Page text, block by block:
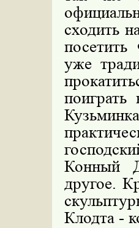
сходить
посетить
уже
поиграть
Конный
другое.
Клодта -